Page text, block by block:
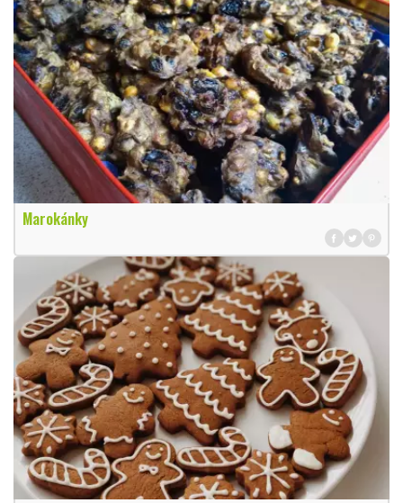
Marokánky